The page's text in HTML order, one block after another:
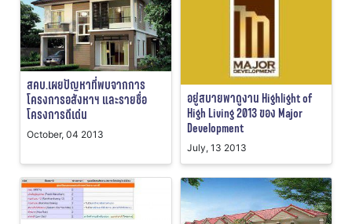
สคบ.เผยปัญหาที่พบจากการ
โครงการอสังหาฯ และรายชื่อ
โครงการดีเด่น
October, 04 2013
อยู่สบายพาดูงาน Highlight of
High Living 2013 ของ Major
Development
July, 13 2013